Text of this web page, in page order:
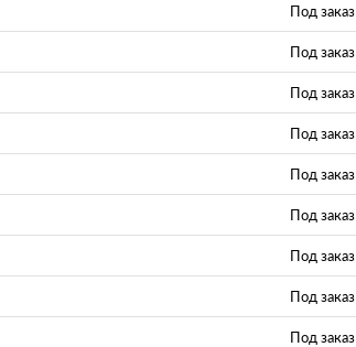
Под заказ
Под заказ
Под заказ
Под заказ
Под заказ
Под заказ
Под заказ
Под заказ
Под заказ